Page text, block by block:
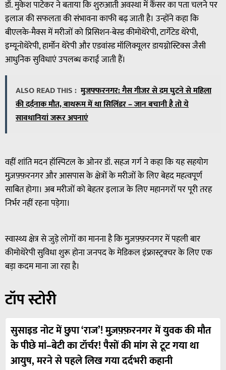
डॉ. मुकेश पाटेकर ने बताया कि शुरुआती अवस्था में कैंसर का पता चलने पर
इलाज की सफलता की संभावना काफी बढ़ जाती है। उन्होंने कहा कि
बीएलके-मैक्स में मरीजों को प्रिसिशन-बेस्ड कीमोथेरेपी, टार्गेटेड थेरेपी,
इम्यूनोथेरेपी, हार्मोन थेरेपी और एडवांस्ड मॉलिक्यूलर डायग्नोस्टिक्स जैसी
आधुनिक सुविधाएं उपलब्ध कराई जाती हैं।
ALSO READ THIS : मुजफ्फरनगर: गैस गीजर से दम घुटने से महिला
की दर्दनाक मौत, बाथरूम में था सिलिंडर – जान बचानी है तो ये
सावधानियां जरूर अपनाएं
वहीं शांति मदन हॉस्पिटल के ओनर डॉ. सहज गर्ग ने कहा कि यह सहयोग
मुज़फ़्फ़रनगर और आसपास के क्षेत्रों के मरीजों के लिए बेहद महत्वपूर्ण
साबित होगा। अब मरीजों को बेहतर इलाज के लिए महानगरों पर पूरी तरह
निर्भर नहीं रहना पड़ेगा।
स्वास्थ्य क्षेत्र से जुड़े लोगों का मानना है कि मुज़फ़्फ़रनगर में पहली बार
कीमोथेरेपी सुविधा शुरू होना जनपद के मेडिकल इंफ्रास्ट्रक्चर के लिए एक
बड़ा कदम माना जा रहा है।
टॉप स्टोरी
सुसाइड नोट में छुपा ‘राज’! मुज़फ़्फ़रनगर में युवक की मौत
के पीछे मां–बेटी का टॉर्चर! पैसों की मांग से टूट गया था
आयुष, मरने से पहले लिख गया दर्दभरी कहानी